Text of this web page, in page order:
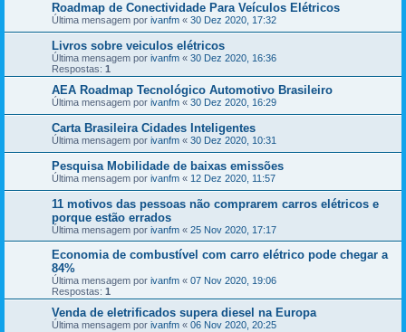
Roadmap de Conectividade Para Veículos Elétricos
Última mensagem por ivanfm « 30 Dez 2020, 17:32
Livros sobre veiculos elétricos
Última mensagem por ivanfm « 30 Dez 2020, 16:36
Respostas: 1
AEA Roadmap Tecnológico Automotivo Brasileiro
Última mensagem por ivanfm « 30 Dez 2020, 16:29
Carta Brasileira Cidades Inteligentes
Última mensagem por ivanfm « 30 Dez 2020, 10:31
Pesquisa Mobilidade de baixas emissões
Última mensagem por ivanfm « 12 Dez 2020, 11:57
11 motivos das pessoas não comprarem carros elétricos e
porque estão errados
Última mensagem por ivanfm « 25 Nov 2020, 17:17
Economia de combustível com carro elétrico pode chegar a
84%
Última mensagem por ivanfm « 07 Nov 2020, 19:06
Respostas: 1
Venda de eletrificados supera diesel na Europa
Última mensagem por ivanfm « 06 Nov 2020, 20:25